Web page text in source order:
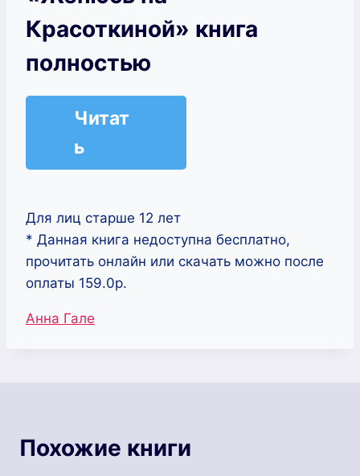
Красоткиной» книга
полностью
Читат
ь
Для лиц старше 12 лет
* Данная книга недоступна бесплатно,
прочитать онлайн или скачать можно после
оплаты 159.0р.
Метки
Анна Гале
Похожие книги